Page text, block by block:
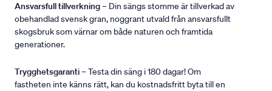
Ansvarsfull tillverkning– Din sängs stomme är tillverkad av
obehandlad svensk gran, noggrant utvald från ansvarsfullt
skogsbruk som värnar om både naturen och framtida
generationer.
Trygghetsgaranti– Testa din säng i 180 dagar! Om
fastheten inte känns rätt, kan du kostnadsfritt byta till en